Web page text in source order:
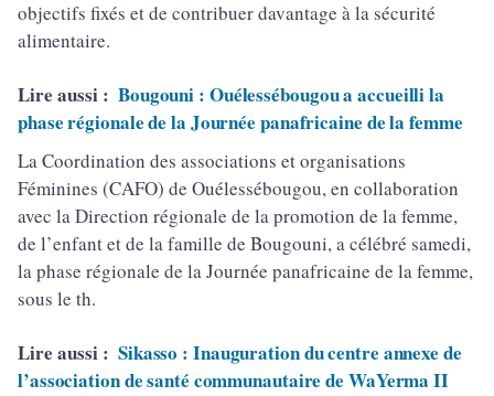
objectifs fixés et de contribuer davantage à la sécurité
alimentaire.
Lire aussi : Bougouni : Ouélessébougou a accueilli la
phase régionale de la Journée panafricaine de la femme
La Coordination des associations et organisations
Féminines (CAFO) de Ouélessébougou, en collaboration
avec la Direction régionale de la promotion de la femme,
de l’enfant et de la famille de Bougouni, a célébré samedi,
la phase régionale de la Journée panafricaine de la femme,
sous le th.
Lire aussi : Sikasso : Inauguration du centre annexe de
l’association de santé communautaire de WaYerma II